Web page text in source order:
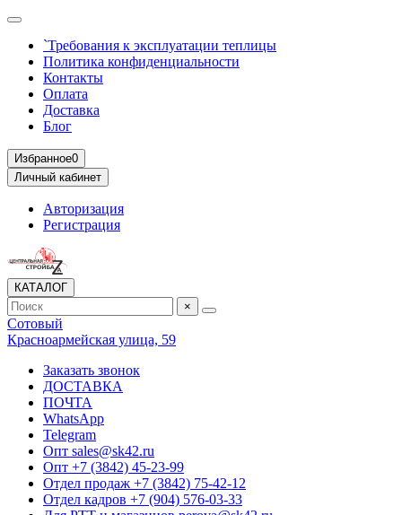
`Требования к эксплуатации теплицы
Политика конфиденциальности
Контакты
Оплата
Доставка
Блог
Избранное0
Личный кабинет
Авторизация
Регистрация
КАТАЛОГ
×
Сотовый
Красноармейская улица, 59
Заказать звонок
ДОСТАВКА
ПОЧТА
WhatsApp
Telegram
Опт sales@sk42.ru
Опт +7 (3842) 45-23-99
Отдел продаж +7 (3842) 75-42-12
Отдел кадров +7 (904) 576-03-33